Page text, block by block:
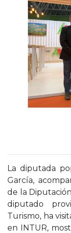
La diputada
García,
de la
diputado
Turismo, ha
en INTUR,